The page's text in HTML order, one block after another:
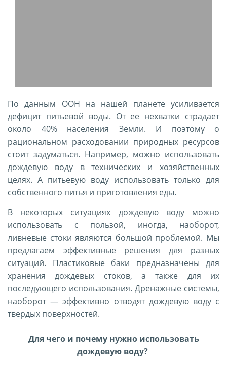
По данным ООН на нашей планете усиливается
дефицит питьевой воды. От ее нехватки страдает
около 40% населения Земли. И поэтому о
рациональном расходовании природных ресурсов
стоит задуматься. Например, можно использовать
дождевую воду в технических и хозяйственных
целях. А питьевую воду использовать только для
собственного питья и приготовления еды.
В некоторых ситуациях дождевую воду можно
использовать с пользой, иногда, наоборот,
ливневые стоки являются большой проблемой. Мы
предлагаем эффективные решения для разных
ситуаций. Пластиковые баки предназначены для
хранения дождевых стоков, а также для их
последующего использования. Дренажные системы,
наоборот — эффективно отводят дождевую воду с
твердых поверхностей.
Для чего и почему нужно использовать
дождевую воду?